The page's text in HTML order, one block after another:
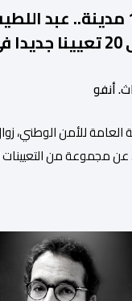
تشمل 13 مدينة..
يؤشر على 20 تعيينا
بمصالح الأمن
أنفو
مجموعة من
البيضاء وبني ملال وابن
دينامية داخلية تهدف لضخ
أمنية شابة